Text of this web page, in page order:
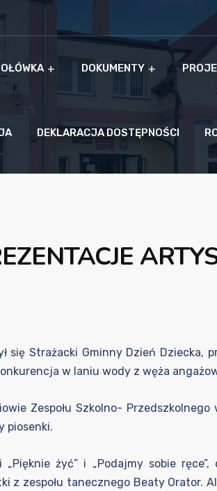
DOKUMENTY
DEKLARACJA DOSTĘPNOŚCI
Strażacki Gminny Dzień Dziecka,
w laniu wody z węża
Zespołu Szkolno-
piosenki.
żyć” i „Podajmy sobie
z zespołu tanecznego Beaty Orator.